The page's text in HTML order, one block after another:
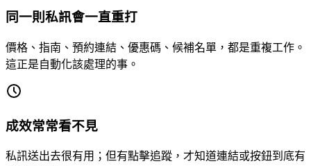
同一則私訊會一直重打
價格、指南、預約連結、優惠碼、候補名單，都是重複工作。
這正是自動化該處理的事。
成效常常看不見
私訊送出去很有用；但有點擊追蹤，才知道連結或按鈕到底有